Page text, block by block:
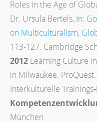
Roles in the Age of
Dr. Ursula Bertels, In:
on Multiculturalism,
113-127. Cambridge
2012 Learning Culture
in Milwaukee. ProQuest.
Interkulturelle Trainings
München